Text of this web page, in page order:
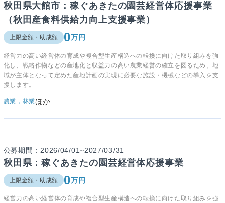
秋田県大館市：稼ぐあきたの園芸経営体応援事業
（秋田産食料供給力向上支援事業）
上限金額・助成額 0万円
経営力の高い経営体の育成や複合型生産構造への転換に向けた取り組みを強
化し、戦略作物などの産地化と収益力の高い農業経営の確立を図るため、地
域が主体となって定めた産地計画の実現に必要な施設・機械などの導入を支
援します。
農業，林業ほか
公募期間：2026/04/01~2027/03/31
秋田県：稼ぐあきたの園芸経営体応援事業
上限金額・助成額 0万円
経営力の高い経営体の育成や複合型生産構造への転換に向けた取り組みを強